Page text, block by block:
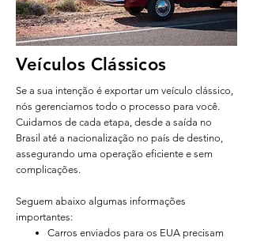
Veículos Clássicos
Se a sua intenção é exportar um veículo clássico,
nós gerenciamos todo o processo para você.
Cuidamos de cada etapa, desde a saída no
Brasil até a nacionalização no país de destino,
assegurando uma operação eficiente e sem
complicações.
Seguem abaixo algumas informações
importantes:​
Carros enviados para os EUA precisam